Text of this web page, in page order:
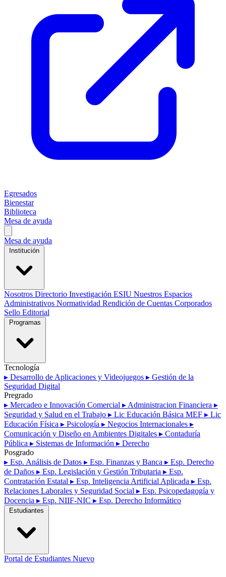
Egresados
Bienestar
Biblioteca
Mesa de ayuda
Mesa de ayuda
Nosotros Directorio Investigación ESIU Nuestros Espacios
Administrativos Normatividad Rendición de Cuentas Corporados
Sello Editorial
Tecnología
▸ Desarrollo de Aplicaciones y Videojuegos ▸ Gestión de la
Seguridad Digital
Pregrado
▸ Mercadeo e Innovación Comercial ▸ Administracion Financiera ▸
Seguridad y Salud en el Trabajo ▸ Lic Educación Básica MEF ▸ Lic
Educación Física ▸ Psicología ▸ Negocios Internacionales ▸
Comunicación y Diseño en Ambientes Digitales ▸ Contaduría
Pública ▸ Sistemas de Información ▸ Derecho
Posgrado
▸ Esp. Análisis de Datos ▸ Esp. Finanzas y Banca ▸ Esp. Derecho
de Daños ▸ Esp. Legislación y Gestión Tributaria ▸ Esp.
Contratación Estatal ▸ Esp. Inteligencia Artificial Aplicada ▸ Esp.
Relaciones Laborales y Seguridad Social ▸ Esp. Psicopedagogía y
Docencia ▸ Esp. NIIF-NIC ▸ Esp. Derecho Informático
Portal de Estudiantes Nuevo